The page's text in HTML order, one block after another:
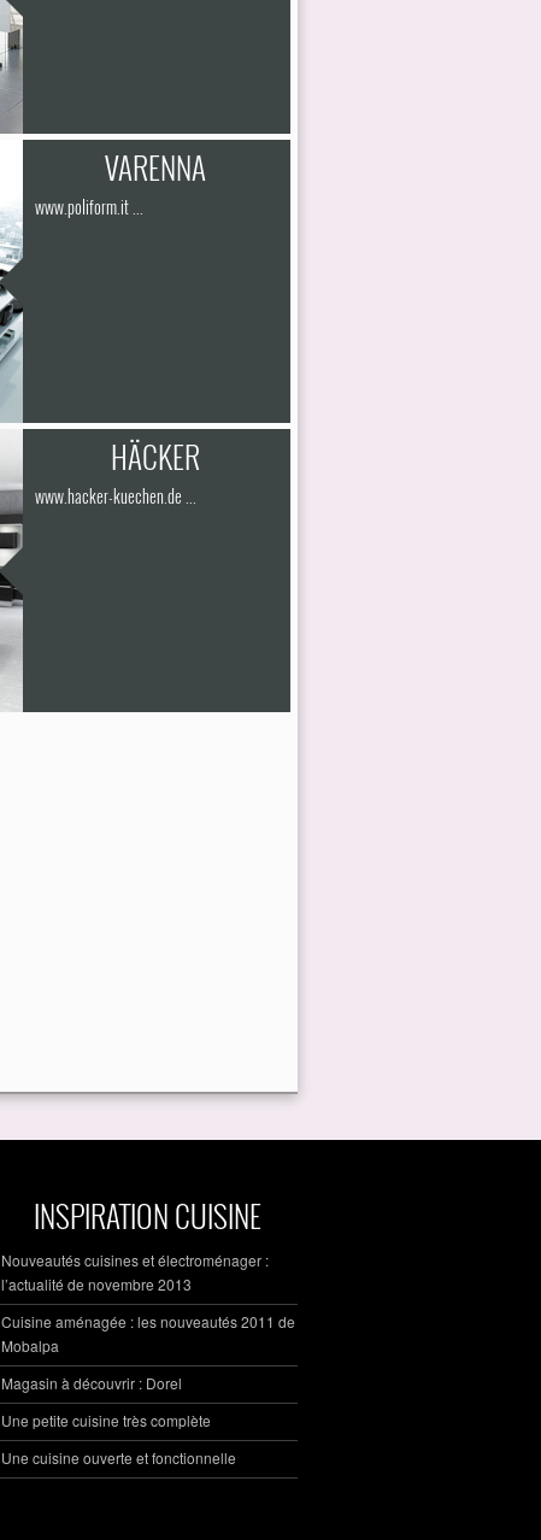
VARENNA
www.poliform.it ...
HÄCKER
www.hacker-kuechen.de ...
INSPIRATION CUISINE
Nouveautés cuisines et électroménager :
l’actualité de novembre 2013
Cuisine aménagée : les nouveautés 2011 de
Mobalpa
Magasin à découvrir : Dorel
Une petite cuisine très complète
Une cuisine ouverte et fonctionnelle